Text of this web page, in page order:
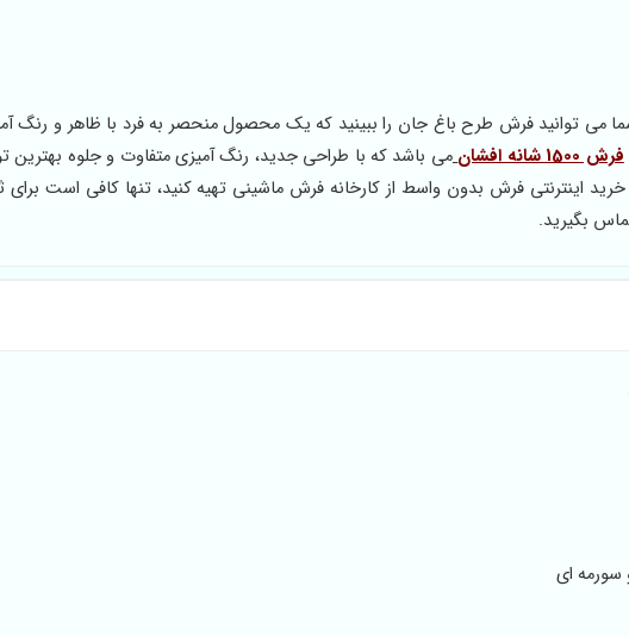
جدید در کلکسیون فرش 1500 شانه شما می توانید فرش طرح باغ جان را ببینید که یک محصول منحصر به فرد با ظاهر و رنگ
فرش 1500 شانه افشان
می باشد که با طراحی جدید، رنگ آمیزی متفاوت و جلوه بهترین
اینترنتی فرش بدون واسط از کارخانه فرش ماشینی تهیه کنید، تنها کافی است برای
بگیرید.
سورمه ای